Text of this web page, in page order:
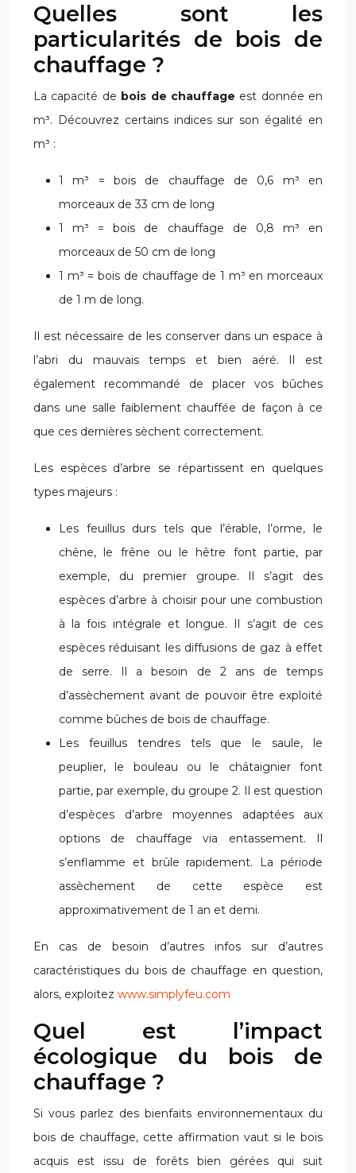
Quelles sont les
particularités de bois de
chauffage ?
La capacité de bois de chauffage est donnée en
m³. Découvrez certains indices sur son égalité en
m³ :
1 m³ = bois de chauffage de 0,6 m³ en
morceaux de 33 cm de long
1 m³ = bois de chauffage de 0,8 m³ en
morceaux de 50 cm de long
1 m³ = bois de chauffage de 1 m³ en morceaux
de 1 m de long.
Il est nécessaire de les conserver dans un espace à
l’abri du mauvais temps et bien aéré. Il est
également recommandé de placer vos bûches
dans une salle faiblement chauffée de façon à ce
que ces dernières sèchent correctement.
Les espèces d’arbre se répartissent en quelques
types majeurs :
Les feuillus durs tels que l’érable, l’orme, le
chêne, le frêne ou le hêtre font partie, par
exemple, du premier groupe. Il s’agit des
espèces d’arbre à choisir pour une combustion
à la fois intégrale et longue. Il s’agit de ces
espèces réduisant les diffusions de gaz à effet
de serre. Il a besoin de 2 ans de temps
d’assèchement avant de pouvoir être exploité
comme bûches de bois de chauffage.
Les feuillus tendres tels que le saule, le
peuplier, le bouleau ou le châtaignier font
partie, par exemple, du groupe 2. Il est question
d’espèces d’arbre moyennes adaptées aux
options de chauffage via entassement. Il
s’enflamme et brûle rapidement. La période
assèchement de cette espèce est
approximativement de 1 an et demi.
En cas de besoin d’autres infos sur d’autres
caractéristiques du bois de chauffage en question,
alors, exploitez www.simplyfeu.com
Quel est l’impact
écologique du bois de
chauffage ?
Si vous parlez des bienfaits environnementaux du
bois de chauffage, cette affirmation vaut si le bois
acquis est issu de forêts bien gérées qui suit